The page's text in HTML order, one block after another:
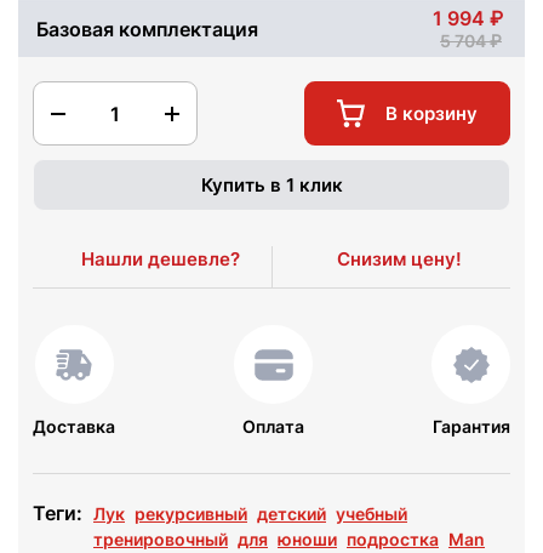
Базовая комплектация 1 994
5 704
1 В корзину
Купить в 1 клик
Нашли дешевле? Снизим цену!
Доставка Оплата Гарантия
Теги: Лук рекурсивный детский учебный
тренировочный для юноши подростка Man